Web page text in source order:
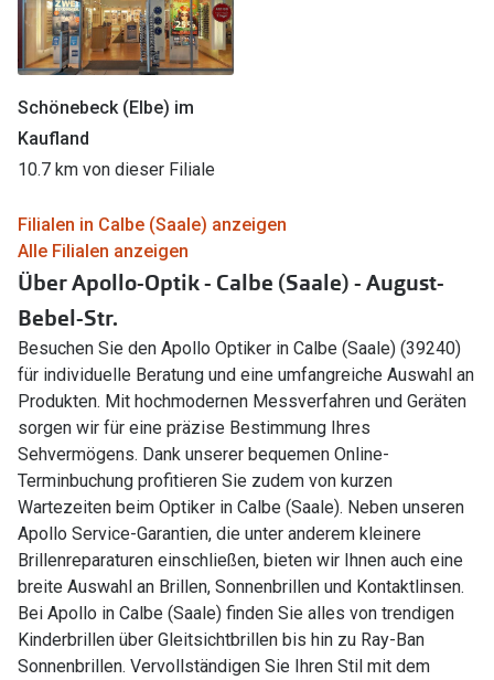
Schönebeck (Elbe) im
Kaufland
10.7 km von dieser Filiale
Filialen in Calbe (Saale) anzeigen
Alle Filialen anzeigen
Über Apollo-Optik - Calbe (Saale) - August-
Bebel-Str.
Besuchen Sie den Apollo Optiker in Calbe (Saale) (39240)
für individuelle Beratung und eine umfangreiche Auswahl an
Produkten. Mit hochmodernen Messverfahren und Geräten
sorgen wir für eine präzise Bestimmung Ihres
Sehvermögens. Dank unserer bequemen Online-
Terminbuchung profitieren Sie zudem von kurzen
Wartezeiten beim Optiker in Calbe (Saale). Neben unseren
Apollo Service-Garantien, die unter anderem kleinere
Brillenreparaturen einschließen, bieten wir Ihnen auch eine
breite Auswahl an Brillen, Sonnenbrillen und Kontaktlinsen.
Bei Apollo in Calbe (Saale) finden Sie alles von trendigen
Kinderbrillen über Gleitsichtbrillen bis hin zu Ray-Ban
Sonnenbrillen. Vervollständigen Sie Ihren Stil mit dem